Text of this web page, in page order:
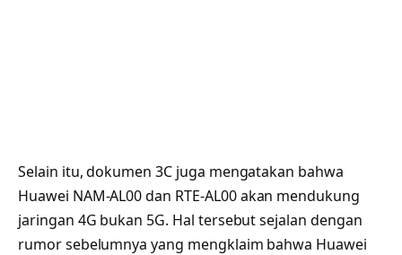
Selain itu, dokumen 3C juga mengatakan bahwa
Huawei NAM-AL00 dan RTE-AL00 akan mendukung
jaringan 4G bukan 5G. Hal tersebut sejalan dengan
rumor sebelumnya yang mengklaim bahwa Huawei